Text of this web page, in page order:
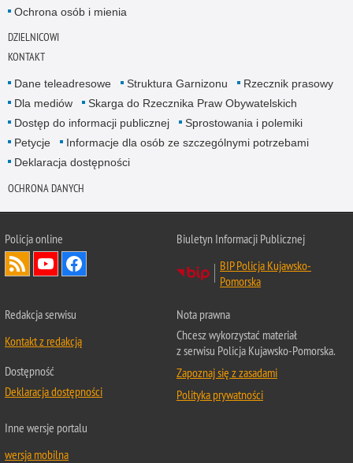
Ochrona osób i mienia
DZIELNICOWI
KONTAKT
Dane teleadresowe Struktura Garnizonu
Rzecznik prasowy
Dla mediów
Skarga do Rzecznika Praw Obywatelskich
Dostęp do informacji publicznej
Sprostowania i polemiki
Petycje
Informacje dla osób ze szczególnymi potrzebami
Deklaracja dostępności
OCHRONA DANYCH
Policja online
Biuletyn Informacji Publicznej
BIP Policja Kujawsko-
Pomorska
Redakcja serwisu
Kontakt z redakcją
Dostępność
Deklaracja dostępności
Nota prawna
Chcesz wykorzystać materiał
z serwisu Policja Kujawsko-Pomorska.
Zapoznaj się z zasadami
Polityka prywatności
Inne wersje portalu
wersja mobilna